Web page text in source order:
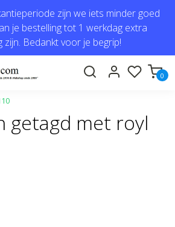
zijn we iets minder goed
je bestelling tot 1 werkdag extra
zijn. Bedankt voor je begrip!
0
getagd met royl